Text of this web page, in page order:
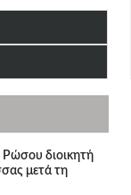
διοικητή
μετά τη